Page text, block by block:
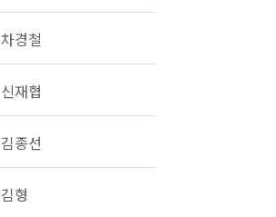
차경철
신재협
김종선
김형